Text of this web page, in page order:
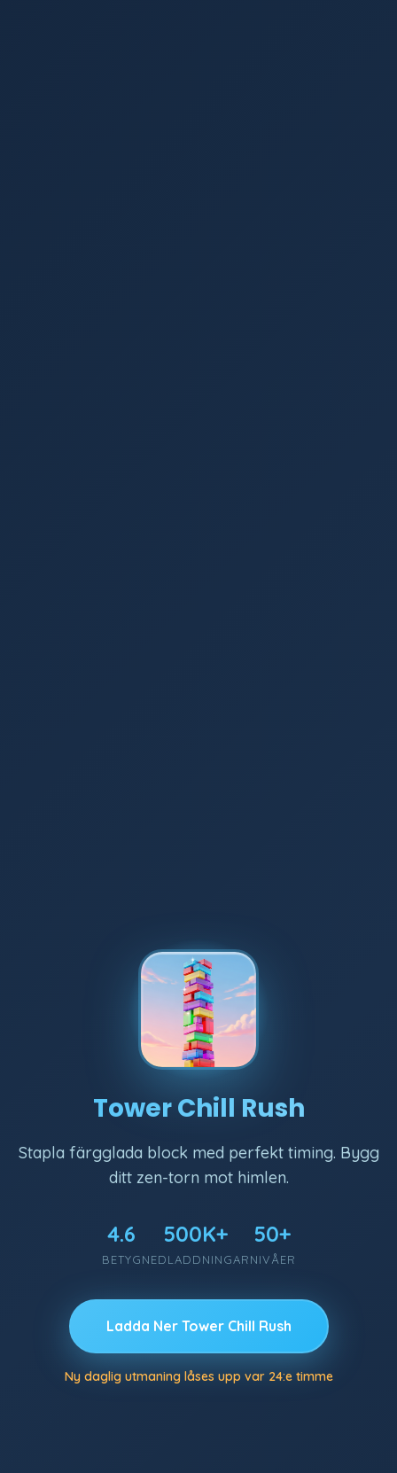
Tower Chill Rush
Stapla färgglada block med perfekt timing. Bygg
ditt zen-torn mot himlen.
4.6
BETYG
500K+
NEDLADDNINGAR
50+
NIVÅER
Ladda Ner Tower Chill Rush
Ny daglig utmaning låses upp var 24:e timme